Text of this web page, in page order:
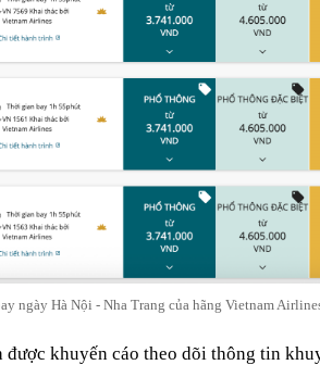
ngày Hà Nội - Nha Trang của hãng Vietnam
khuyến cáo theo dõi thông tin